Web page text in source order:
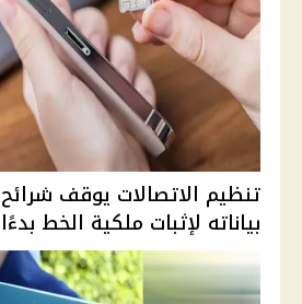
تنظيم الاتصالات يوقف
بياناته لإثبات ملكية الخط